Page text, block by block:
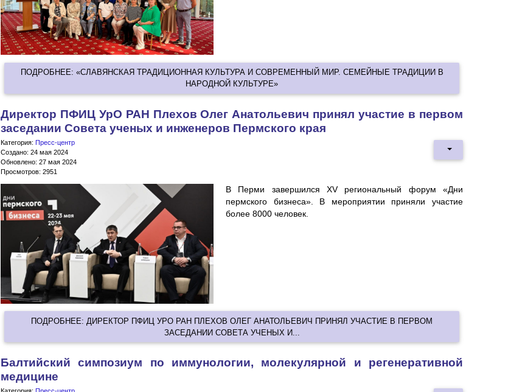
ПОДРОБНЕЕ: «СЛАВЯНСКАЯ ТРАДИЦИОННАЯ КУЛЬТУРА И СОВРЕМЕННЫЙ МИР. СЕМЕЙНЫЕ ТРАДИЦИИ В
НАРОДНОЙ КУЛЬТУРЕ»
Директор ПФИЦ УрО РАН Плехов Олег Анатольевич принял участие в первом
заседании Совета ученых и инженеров Пермского края
Категория: Пресс-центр
Создано: 24 мая 2024
Обновлено: 27 мая 2024
Просмотров: 2951
В Перми завершился XV региональный форум «Дни
пермского бизнеса». В мероприятии приняли участие
более 8000 человек.
ПОДРОБНЕЕ: ДИРЕКТОР ПФИЦ УРО РАН ПЛЕХОВ ОЛЕГ АНАТОЛЬЕВИЧ ПРИНЯЛ УЧАСТИЕ В ПЕРВОМ
ЗАСЕДАНИИ СОВЕТА УЧЕНЫХ И...
Балтийский симпозиум по иммунологии, молекулярной и регенеративной
медицине